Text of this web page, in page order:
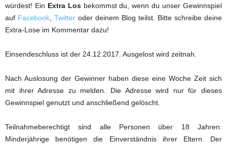
würdest! Ein Extra Losbekommst du, wenn du unser Gewinnspiel
auf Facebook Twitter oder deinem Blog teilst. Bitte schreibe deine
Extra-Lose im Kommentar dazu!
Einsendeschluss ist der 24.12.2017. Ausgelost wird zeitnah.
Nach Auslosung der Gewinner haben diese eine Woche Zeit sich
mit ihrer Adresse zu melden. Die Adresse wird nur für dieses
Gewinnspiel genutzt und anschließend gelöscht.
Teilnahmeberechtigt sind alle Personen über 18 Jahren.
Minderjährige benötigen die Einverständnis ihrer Eltern. Der